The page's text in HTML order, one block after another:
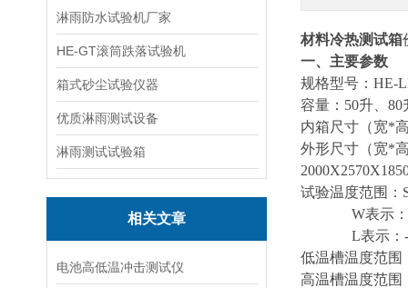
淋雨防水试验机厂家
HE-GT滚筒跌落试验机
箱式砂尘试验仪器
优质淋雨测试设备
淋雨测试试验箱
相关文章
电池高低温冲击测试仪
材料冷热测试箱
一、主要参数
规格型号：HE-
容量：50升、80
内箱尺寸（宽*
外形尺寸（宽*
试验温度范围
W表示：-
L表示：-
低温槽温度范
高温槽温度范